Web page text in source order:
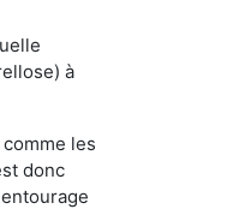
à
les
donc